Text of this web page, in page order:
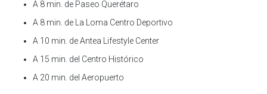
A 8 min. de Paseo Querétaro
A 8 min. de La Loma Centro Deportivo
A 10 min. de Antea Lifestyle Center
A 15 min. del Centro Histórico
A 20 min. del Aeropuerto